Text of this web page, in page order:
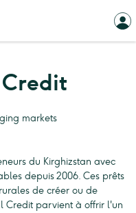
du Kirghizstan avec
depuis 2006. Ces prêts
de créer ou de
Credit parvient à offrir l'un